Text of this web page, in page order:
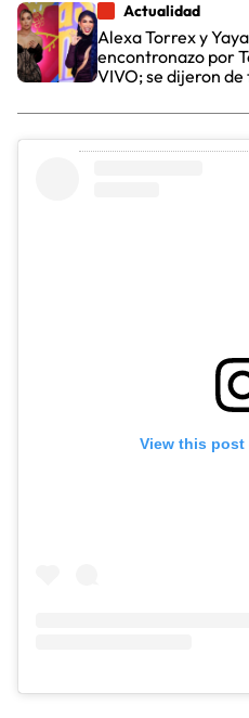
Actualidad
Alexa Torrex y
encontronazo por
VIVO; se dijeron de
View this post